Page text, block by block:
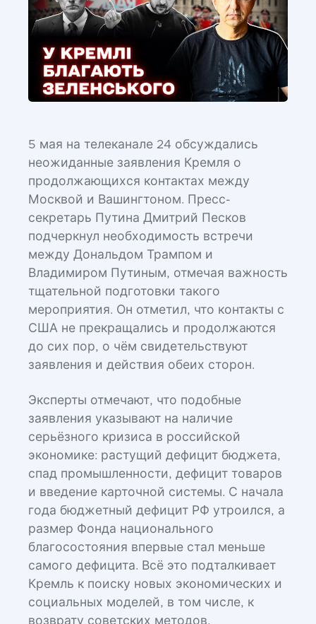
5 мая на телеканале 24 обсуждались
неожиданные заявления Кремля о
продолжающихся контактах между
Москвой и Вашингтоном. Пресс-
секретарь Путина Дмитрий Песков
подчеркнул необходимость встречи
между Дональдом Трампом и
Владимиром Путиным, отмечая важность
тщательной подготовки такого
мероприятия. Он отметил, что контакты с
США не прекращались и продолжаются
до сих пор, о чём свидетельствуют
заявления и действия обеих сторон.
Эксперты отмечают, что подобные
заявления указывают на наличие
серьёзного кризиса в российской
экономике: растущий дефицит бюджета,
спад промышленности, дефицит товаров
и введение карточной системы. С начала
года бюджетный дефицит РФ утроился, а
размер Фонда национального
благосостояния впервые стал меньше
самого дефицита. Всё это подталкивает
Кремль к поиску новых экономических и
социальных моделей, в том числе, к
возврату советских методов,